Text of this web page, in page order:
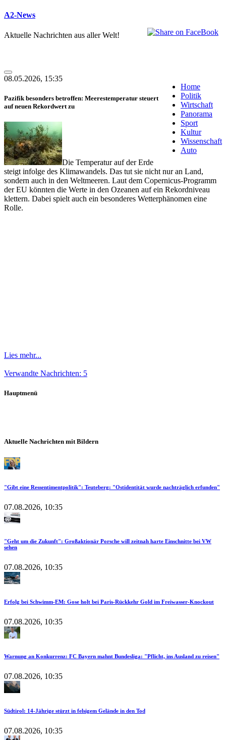
A2-News
Aktuelle Nachrichten aus aller Welt!
Home
Politik
Wirtschaft
Panorama
Sport
Kultur
Wissenschaft
Auto
08.05.2026, 15:35
Pazifik besonders betroffen: Meerestemperatur steuert
auf neuen Rekordwert zu
Die Temperatur auf der Erde
steigt infolge des Klimawandels. Das tut sie nicht nur an Land,
sondern auch in den Weltmeeren. Laut dem Copernicus-Programm
der EU könnten die Werte in den Ozeanen auf ein Rekordniveau
klettern. Dabei spielt auch ein besonderes Wetterphänomen eine
Rolle.
Lies mehr...
Verwandte Nachrichten: 5
Hauptmenü
Aktuelle Nachrichten mit Bildern
"Gibt eine Ressentimentpolitik": Teuteberg: "Ostidentität wurde nachträglich erfunden"
07.08.2026, 10:35
"Geht um die Zukunft": Großaktionär Porsche will zeitnah harte Einschnitte bei VW
sehen
07.08.2026, 10:35
Erfolg bei Schwimm-EM: Gose holt bei Paris-Rückkehr Gold im Freiwasser-Knockout
07.08.2026, 10:35
Warnung an Konkurrenz: FC Bayern mahnt Bundesliga: "Pflicht, ins Ausland zu reisen"
07.08.2026, 10:35
Südtirol: 14-Jährige stürzt in felsigem Gelände in den Tod
07.08.2026, 10:35